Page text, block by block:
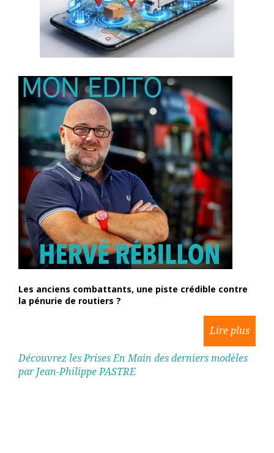
Les anciens combattants, une piste crédible contre
la pénurie de routiers ?
Découvrez les Prises En Main des derniers modèles
par Jean-Philippe PASTRE